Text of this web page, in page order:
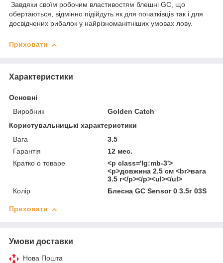
Завдяки своїм робочим властивостям блешні GC, що
обертаються, відмінно підійдуть як для початківців так і для
досвідчених рибалок у найрізноманітніших умовах лову.
Приховати
Характеристики
Основні
Виробник
Golden Catch
Користувальницькі характеристики
Вага
3.5
Гарантія
12 мес.
Кратко о товаре
<p class='lg:mb-3'>
<p>довжина 2.5 см <br>вага
3.5 г</p></p><ul></ul>
Колір
Блесна GC Sensor 0 3.5г 03S
Приховати
Умови доставки
Нова Пошта